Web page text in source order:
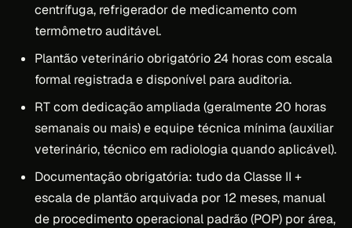
centrífuga, refrigerador de medicamento com
termômetro auditável.
Plantão veterinário obrigatório 24 horas com escala
formal registrada e disponível para auditoria.
RT com dedicação ampliada (geralmente 20 horas
semanais ou mais) e equipe técnica mínima (auxiliar
veterinário, técnico em radiologia quando aplicável).
Documentação obrigatória: tudo da Classe II +
escala de plantão arquivada por 12 meses, manual
de procedimento operacional padrão (POP) por área,